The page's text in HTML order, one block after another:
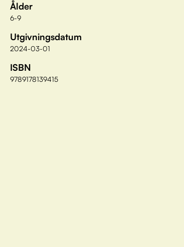
Ålder
6-9
Utgivningsdatum
2024-03-01
ISBN
9789178139415